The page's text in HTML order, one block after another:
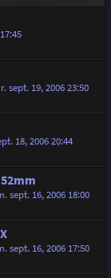
h
sept. 19, 2006 23:50
18, 2006 20:44
sept. 16, 2006 18:00
sept. 16, 2006 17:50